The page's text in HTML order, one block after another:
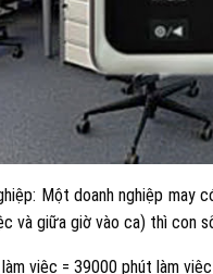
Một doanh nghiệp may
và giữa giờ vào ca) thì con
việc = 39000 phút làm